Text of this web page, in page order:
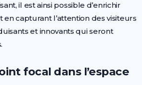
il est ainsi possible d’enrichir
capturant l’attention des visiteurs
et innovants qui seront
focal dans l’espace